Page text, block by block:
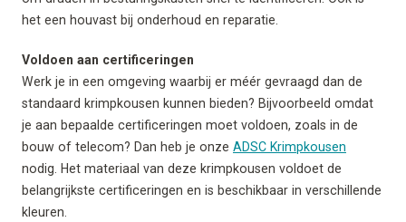
het een houvast bij onderhoud en reparatie.
Voldoen aan certificeringen
Werk je in een omgeving waarbij er méér gevraagd dan de
standaard krimpkousen kunnen bieden? Bijvoorbeeld omdat
je aan bepaalde certificeringen moet voldoen, zoals in de
bouw of telecom? Dan heb je onze ADSC Krimpkousen
nodig. Het materiaal van deze krimpkousen voldoet de
belangrijkste certificeringen en is beschikbaar in verschillende
kleuren.